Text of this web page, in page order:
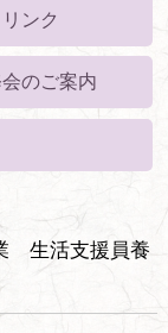
リンク
のご案内
生活支援員養